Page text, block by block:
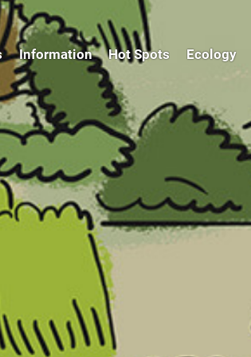
Information Hot Spots Ecology